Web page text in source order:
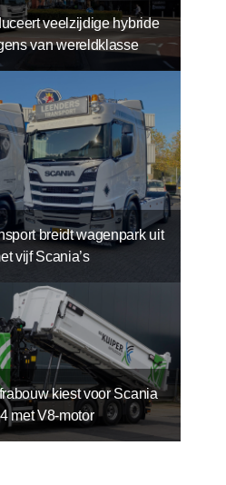
veelzijdige hybride
van wereldklasse
breidt wagenpark uit
vijf Scania’s
kiest voor Scania
met V8-motor